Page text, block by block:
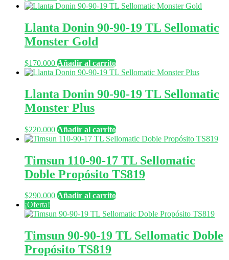
Llanta Donin 90-90-19 TL Sellomatic
Monster Gold
$170.000 Añadir al carrito
Llanta Donin 90-90-19 TL Sellomatic
Monster Plus
$220.000 Añadir al carrito
Timsun 110-90-17 TL Sellomatic
Doble Propósito TS819
$290.000 Añadir al carrito
¡Oferta!
Timsun 90-90-19 TL Sellomatic Doble
Propósito TS819